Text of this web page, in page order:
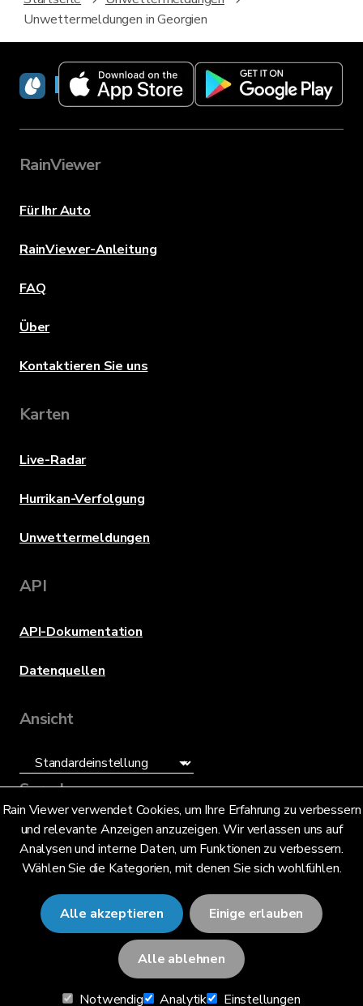
Rain Viewer verwendet Cookies, um Ihre Erfahrung zu verbessern
und relevante Anzeigen anzuzeigen. Wir verlassen uns auf
Analysen und interne Daten, um Funktionen zu verbessern.
Wählen Sie die Kategorien, mit denen Sie sich wohlfühlen.
Alle akzeptieren Einige erlauben
Alle ablehnen
Notwendig Analytik Einstellungen
Unwettermeldungen in Georgien
RainViewer
RainViewer
Für Ihr Auto
RainViewer-Anleitung
FAQ
Über
Kontaktieren Sie uns
Karten
Live-Radar
Hurrikan-Verfolgung
Unwettermeldungen
API
API-Dokumentation
Datenquellen
Ansicht
Sprache
Deutsch (DE)
© 2026 RainViewer,MeteoLab Inc.
Datenschutzhinweis